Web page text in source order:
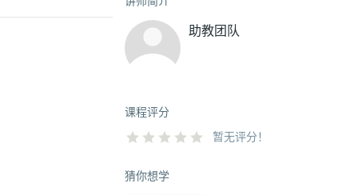
助教团队
课程评分
暂无评分！
猜你想学